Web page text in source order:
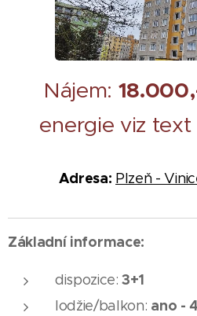
Nájem: 18
energie viz text
Adresa: Plzeň -
Základní informace:
dispozice:3+1
lodžie/balkon: ano -